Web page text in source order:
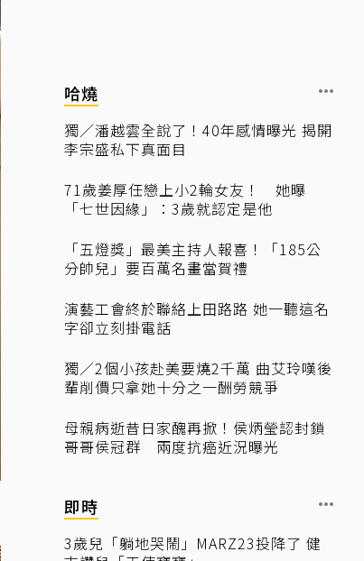
哈燒
獨／潘越雲全說了！40年感情曝光 揭開
李宗盛私下真面目
71歲姜厚任戀上小2輪女友！ 她曝
「七世因緣」：3歲就認定是他
「五燈獎」最美主持人報喜！「185公
分帥兒」要百萬名畫當賀禮
演藝工會終於聯絡上田路路 她一聽這名
字卻立刻掛電話
獨／2個小孩赴美要燒2千萬 曲艾玲嘆後
輩削價只拿她十分之一酬勞競爭
母親病逝昔日家醜再掀！侯炳瑩認封鎖
哥哥侯冠群 兩度抗癌近況曝光
即時
3歲兒「躺地哭鬧」MARZ23投降了 健